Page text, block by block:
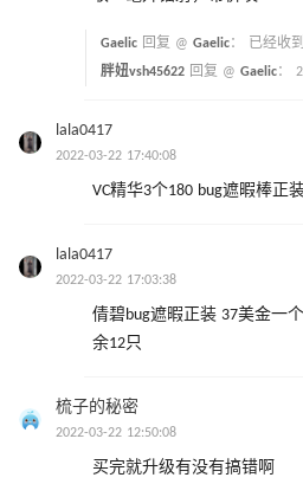
Gaelic 回复 @ Gaelic：
已经收
胖妞vsh45622 回复 @ Gaelic：
lala0417
2022-03-22 17:40:08
VC精华3个180 bug遮暇棒正
lala0417
2022-03-22 17:03:38
倩碧bug遮暇正装 37美金一
余12只
梳子的秘密
2022-03-22 12:50:08
买完就升级有没有搞错啊